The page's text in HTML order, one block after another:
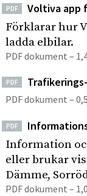
PDF
Voltiva app
Förklarar hur
ladda elbilar.
PDF dokument –
PDF
PDF dokument –
PDF
Information
eller brukar
Dämme,
PDF dokument –